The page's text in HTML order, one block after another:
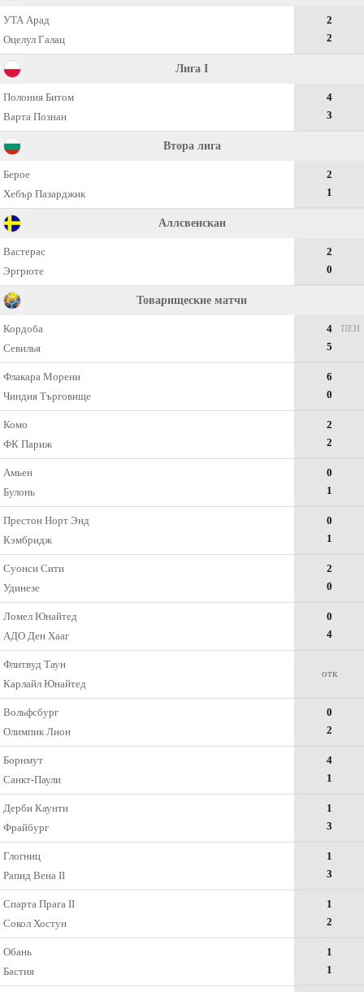
УТА Арад
Оцелул Галац
2
2
Лига I
Полония Битом
Варта Познан
4
3
Втора лига
Берое
Хебър Пазарджик
2
1
Аллсвенскан
Вастерас
Эргрюте
2
0
Товарищеские матчи
Кордоба
Севилья
4
5
ПЕН
Флакара Морени
Чиндия Търговище
6
0
Комо
ФК Париж
2
2
Амьен
Булонь
0
1
Престон Норт Энд
Кэмбридж
0
1
Суонси Сити
Удинезе
2
0
Ломел Юнайтед
АДО Ден Хааг
0
4
Флитвуд Таун
Карлайл Юнайтед
отк
Вольфсбург
Олимпик Лион
0
2
Борнмут
Санкт-Паули
4
1
Дерби Каунти
Фрайбург
1
3
Глогниц
Рапид Вена II
1
3
Спарта Прага II
Сокол Хостун
1
2
Обань
Бастия
1
1